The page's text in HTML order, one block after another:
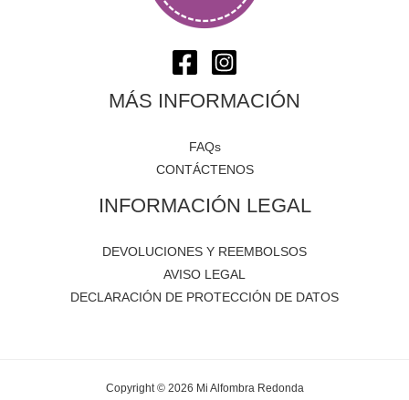
MÁS INFORMACIÓN
FAQs
CONTÁCTENOS
INFORMACIÓN LEGAL
DEVOLUCIONES Y REEMBOLSOS
AVISO LEGAL
DECLARACIÓN DE PROTECCIÓN DE DATOS
Copyright © 2026 Mi Alfombra Redonda